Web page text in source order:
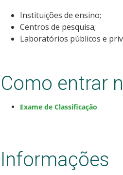
Instituições de ensino;
Centros de pesquisa;
Laboratórios públicos e
Como entrar
Exame de Classificação
Informações